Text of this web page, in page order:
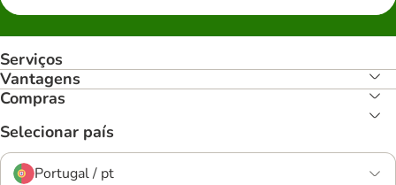
Serviços
Vantagens
Compras
Selecionar país
Portugal / pt